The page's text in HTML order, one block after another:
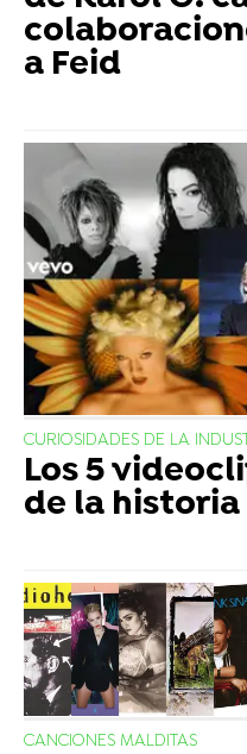
a Feid
CURIOSIDADES DE LA
Los 5
de la historia
CANCIONES MALDITAS